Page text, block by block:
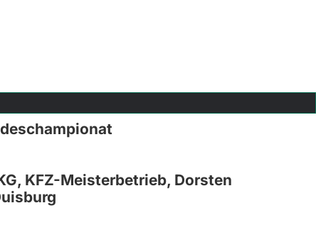
KFZ-Meisterbetrieb, Dorsten